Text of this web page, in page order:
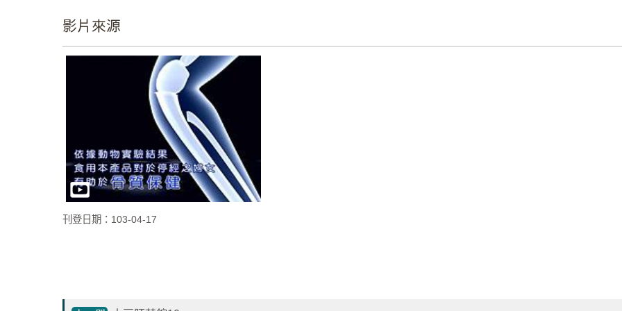
影片來源
刊登日期：103-04-17